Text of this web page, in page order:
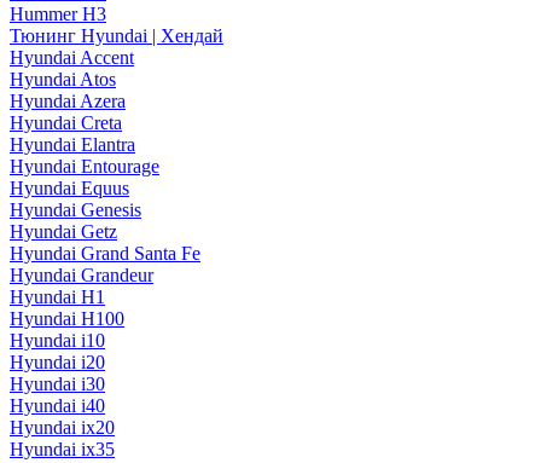
Hummer H3
Тюнинг Hyundai | Хендай
Hyundai Accent
Hyundai Atos
Hyundai Azera
Hyundai Creta
Hyundai Elantra
Hyundai Entourage
Hyundai Equus
Hyundai Genesis
Hyundai Getz
Hyundai Grand Santa Fe
Hyundai Grandeur
Hyundai H1
Hyundai H100
Hyundai i10
Hyundai i20
Hyundai i30
Hyundai i40
Hyundai ix20
Hyundai ix35